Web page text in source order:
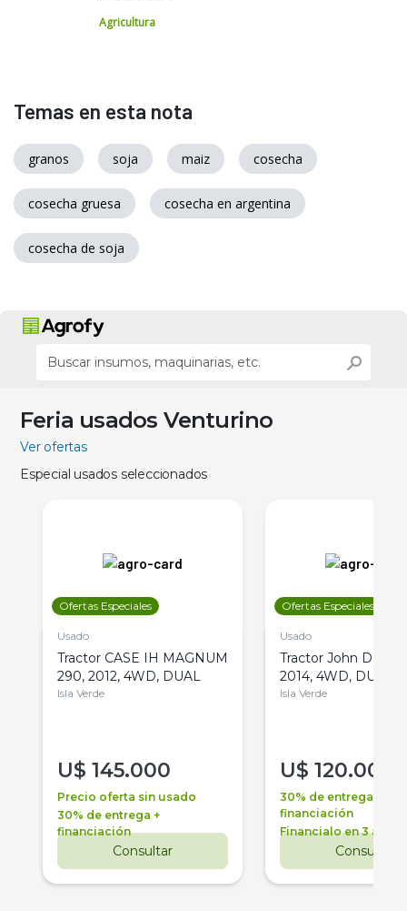
Agricultura
Temas en esta nota
granos soja maiz cosecha
cosecha gruesa cosecha en argentina
cosecha de soja
Feria usados Venturino
Ver ofertas
Especial usados seleccionados
Ofertas Especiales
Usado
Tractor CASE IH MAGNUM
290, 2012, 4WD, DUAL
Isla Verde
U$ 145.000
Precio oferta sin usado
30% de entrega +
financiación
Consultar
Ofertas Especiales
Usado
Tractor John Deere
2014, 4WD, DUAL
Isla Verde
U$ 120.000
30% de entrega +
financiación
Financialo en 3 años
Consultar